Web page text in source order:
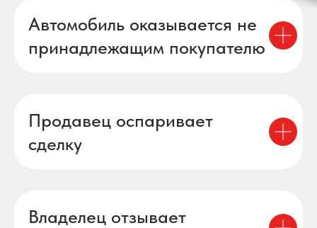
Автомобиль оказывается не
принадлежащим покупателю
Продавец оспаривает
сделку
Владелец отзывает